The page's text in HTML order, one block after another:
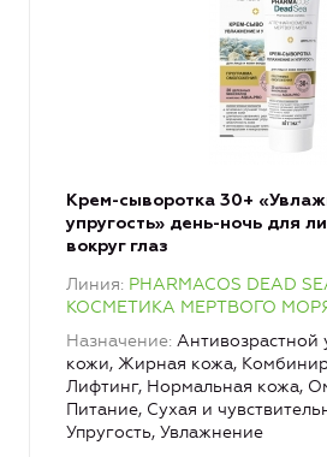
Крем-сыворотка 30+
упругость» день-ночь для
вокруг глаз
Линия PHARMACOS DEAD
КОСМЕТИКА МЕРТВОГО
Назначение Антивозрастной
кожи, Жирная кожа,
Лифтинг, Нормальная кожа,
Питание, Сухая и
Упругость, Увлажнение